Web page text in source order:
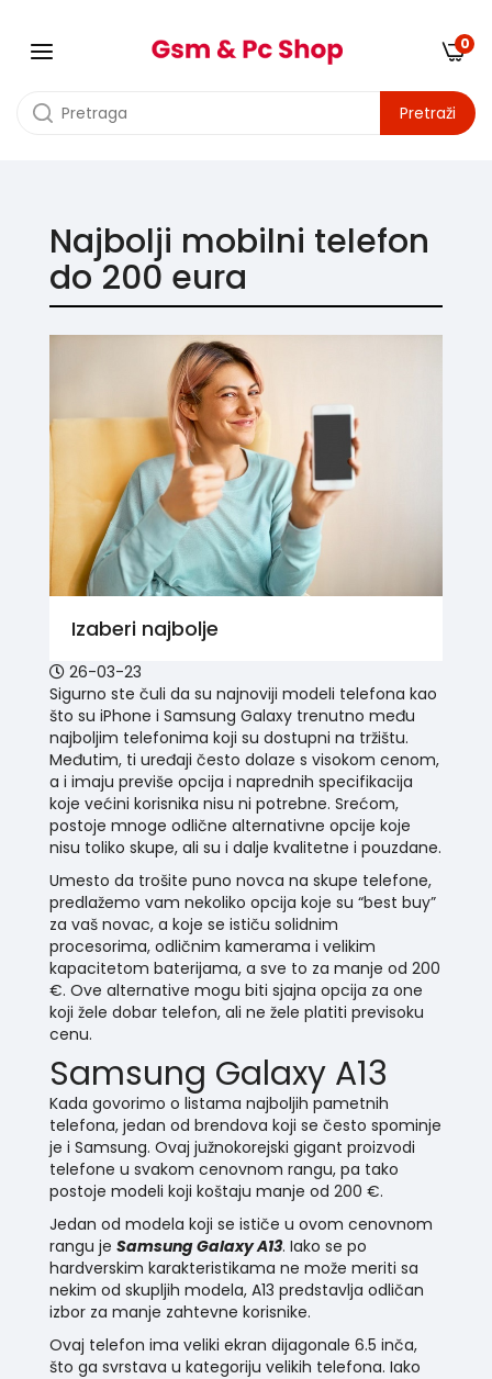
Pretraži
0
Najbolji mobilni telefon
do 200 eura
Izaberi najbolje
26-03-23
Sigurno ste čuli da su najnoviji modeli telefona kao
što su iPhone i Samsung Galaxy trenutno među
najboljim telefonima koji su dostupni na tržištu.
Međutim, ti uređaji često dolaze s visokom cenom,
a i imaju previše opcija i naprednih specifikacija
koje većini korisnika nisu ni potrebne. Srećom,
postoje mnoge odlične alternativne opcije koje
nisu toliko skupe, ali su i dalje kvalitetne i pouzdane.
Umesto da trošite puno novca na skupe telefone,
predlažemo vam nekoliko opcija koje su “best buy”
za vaš novac, a koje se ističu solidnim
procesorima, odličnim kamerama i velikim
kapacitetom baterijama, a sve to za manje od 200
€. Ove alternative mogu biti sjajna opcija za one
koji žele dobar telefon, ali ne žele platiti previsoku
cenu.
Samsung Galaxy A13
Kada govorimo o listama najboljih pametnih
telefona, jedan od brendova koji se često spominje
je i Samsung. Ovaj južnokorejski gigant proizvodi
telefone u svakom cenovnom rangu, pa tako
postoje modeli koji koštaju manje od 200 €.
Jedan od modela koji se ističe u ovom cenovnom
rangu je Samsung Galaxy A13. Iako se po
hardverskim karakteristikama ne može meriti sa
nekim od skupljih modela, A13 predstavlja odličan
izbor za manje zahtevne korisnike.
Ovaj telefon ima veliki ekran dijagonale 6.5 inča,
što ga svrstava u kategoriju velikih telefona. Iako